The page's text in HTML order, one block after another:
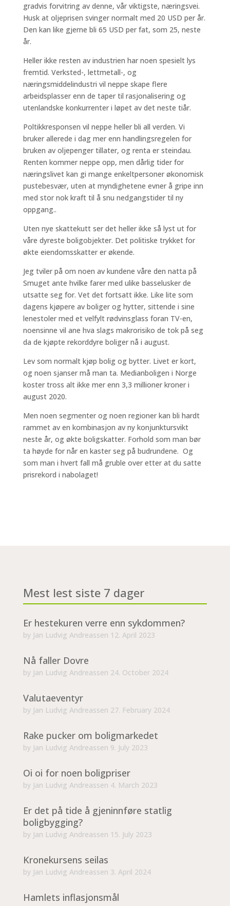
gradvis forvitring av denne, vår viktigste, næringsvei.
Husk at oljeprisen svinger normalt med 20 USD per år.
Den kan like gjerne bli 65 USD per fat, som 25, neste
år.
Heller ikke resten av industrien har noen spesielt lys
fremtid. Verksted-, lettmetall-, og
næringsmiddelindustri vil neppe skape flere
arbeidsplasser enn de taper til rasjonalisering og
utenlandske konkurrenter i løpet av det neste tiår.
Poltikkresponsen vil neppe heller bli all verden. Vi
bruker allerede i dag mer enn handlingsregelen for
bruken av oljepenger tillater, og renta er steindau.
Renten kommer neppe opp, men dårlig tider for
næringslivet kan gi mange enkeltpersoner økonomisk
pustebesvær, uten at myndighetene evner å gripe inn
med stor nok kraft til å snu nedgangstider til ny
oppgang..
Uten nye skattekutt ser det heller ikke så lyst ut for
våre dyreste boligobjekter. Det politiske trykket for
økte eiendomsskatter er økende.
Jeg tviler på om noen av kundene våre den natta på
Smuget ante hvilke farer med ulike basselusker de
utsatte seg for. Vet det fortsatt ikke. Like lite som
dagens kjøpere av boliger og hytter, sittende i sine
lenestoler med et velfylt rødvinsglass foran TV-en,
noensinne vil ane hva slags makrorisiko de tok på seg
da de kjøpte rekorddyre boliger nå i august.
Lev som normalt kjøp bolig og bytter. Livet er kort,
og noen sjanser må man ta. Medianboligen i Norge
koster tross alt ikke mer enn 3,3 millioner kroner i
august 2020.
Men noen segmenter og noen regioner kan bli hardt
rammet av en kombinasjon av ny konjunktursvikt
neste år, og økte boligskatter. Forhold som man bør
ta høyde for når en kaster seg på budrundene. Og
som man i hvert fall må gruble over etter at du satte
prisrekord i nabolaget!
Mest lest siste 7 dager
Er hestekuren verre enn sykdommen?
by Jan Ludvig Andreassen 12. April 2023
Nå faller Dovre
by Jan Ludvig Andreassen 24. October 2024
Valutaeventyr
by Jan Ludvig Andreassen 27. February 2024
Rake pucker om boligmarkedet
by Jan Ludvig Andreassen 9. July 2023
Oi oi for noen boligpriser
by Jan Ludvig Andreassen 4. March 2023
Er det på tide å gjeninnføre statlig
boligbygging?
by Jan Ludvig Andreassen 15. July 2023
Kronekursens seilas
by Jan Ludvig Andreassen 3. April 2024
Hamlets inflasjonsmål